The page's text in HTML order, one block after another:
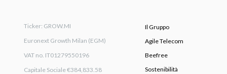
Ticker: GROW.MI
Euronext Growth Milan (EGM)
VAT no. IT01279550196
Capitale Sociale €384,833.58
Il Gruppo
Agile Telecom
Beefree
Sostenibilità